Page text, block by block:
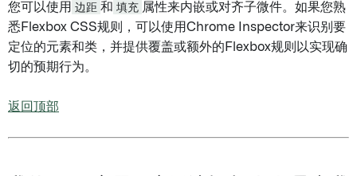
您可以使用 边距 和 填充 属性来内嵌或对齐子微件。如果您熟
悉Flexbox CSS规则，可以使用Chrome Inspector来识别要
定位的元素和类，并提供覆盖或额外的Flexbox规则以实现确
切的预期行为。
返回顶部